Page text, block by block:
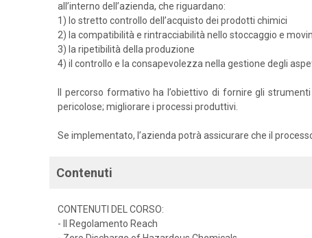
all’interno dell’azienda, che riguardano:
1) lo stretto controllo dell’acquisto dei prodotti chimici
2) la compatibilità e rintracciabilità nello stoccaggio e
3) la ripetibilità della produzione
4) il controllo e la consapevolezza nella gestione degli
Il percorso formativo ha l’obiettivo di fornire gli
pericolose; migliorare i processi produttivi.
Se implementato, l’azienda potrà assicurare che il
Contenuti
CONTENUTI DEL CORSO:
- Il Regolamento Reach